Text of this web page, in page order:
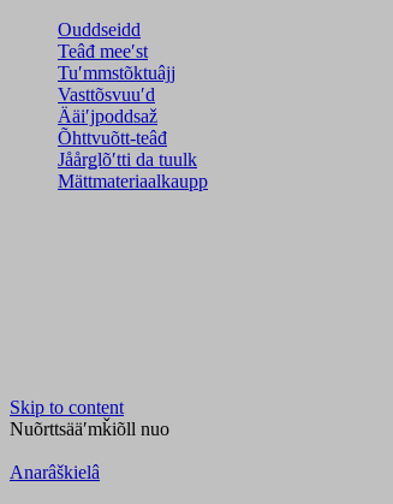
Ouddseidd
Teâđ meeʹst
Tuʹmmstõktuâjj
Vasttõsvuuʹd
Ääiʹjpoddsaž
Õhttvuõtt-teâđ
Jåårǥlõʹtti da tuulk
Mättmateriaalkaupp
Skip to content
Nuõrttsääʹmǩiõll nuo
Anarâškielâ